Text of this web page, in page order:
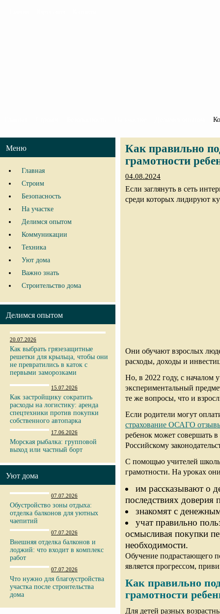
Меню
Главная
Строим
Безопасность
На участке
Делимся опытом
Коммуникации
Техника
Уют дома
Важно знать
Строительство дома
Делимся опытом
20.07.2026
Как выбрать грязезащитные
решетки для крыльца, чтобы они
не превратились в каток с
первыми заморозками
15.07.2026
Как застройщику сократить
расходы на логистику: аренда
спецтехники против покупки
собственного автопарка
17.06.2026
Морская рыбалка: групповой
выход или частный борт
Уют дома
07.07.2026
Обустройство зоны отдыха:
отделка балконов для уютных
чаепитий
07.07.2026
Внешняя отделка балконов и
лоджий: что входит в комплекс
работ
07.07.2026
Что нужно для благоустройства
участка после строительства
дома
Как правильно
грамотности
04.08.2024
Если заглянуть в сеть
среди которых лидируют
Они обучают взрослых
расходы, доходы и
Но, в 2022 году, с началом
экспериментальный
те же вопросы, что и
Если родители могут
страхование ОСАГО
ребенок может совершать
Российскому
С помощью учителей
грамотности. На уроках
им рассказывают о
последствиях
знакомят с
учат правильно
осмысливая покупки
необходимости.
Обучение подрастающего
является прогрессом,
Как правильно
грамотности
Для детей разных